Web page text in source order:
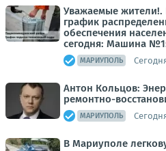
Уважаемые жители!.
график
обеспечения
сегодня: Машина
МАРИУПОЛЬ
Антон Кольцов:
ремонтно-
МАРИУПОЛЬ
В Мариуполе